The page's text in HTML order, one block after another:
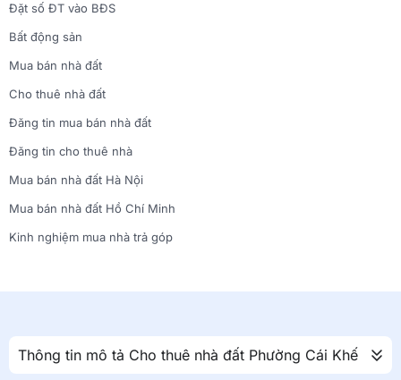
Đặt số ĐT vào BĐS
Bất động sản
Mua bán nhà đất
Cho thuê nhà đất
Đăng tin mua bán nhà đất
Đăng tin cho thuê nhà
Mua bán nhà đất Hà Nội
Mua bán nhà đất Hồ Chí Minh
Kinh nghiệm mua nhà trả góp
Thông tin mô tả Cho thuê nhà đất Phường Cái Khế